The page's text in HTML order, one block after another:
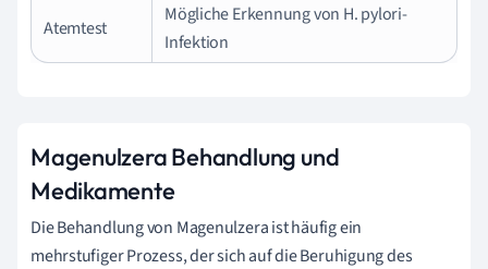
Atemtest
Mögliche Erkennung von H. pylori-
Infektion
Magenulzera Behandlung und
Medikamente
Die Behandlung von Magenulzera ist häufig ein
mehrstufiger Prozess, der sich auf die Beruhigung des